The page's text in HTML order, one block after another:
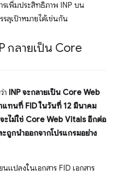
รเพิ่มประสิทธิภาพ INP บน
ลุเป้าหมายได้เช่นกัน
กลายเป็น Core
า INP จะกลายเป็น Core Web
แทนที่ FID ในวันที่ 12 มีนาคม
ะไม่ใช่ Core Web Vitals อีกต่อ
ะถูกนำออกจากโปรแกรมอย่าง
แปลงในเอกสาร FID เอกสาร